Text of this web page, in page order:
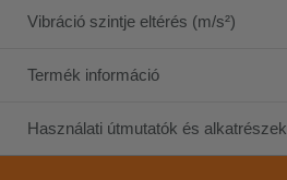
Vibráció szintje eltérés (m/s²)
Termék információ
Használati útmutatók és alkatrészek